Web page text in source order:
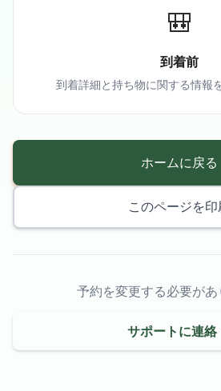
🎒
到着前
到着詳細と持ち物に関する情報
ホームに戻る
このページを印
予約を変更する必要があ
サポートに連